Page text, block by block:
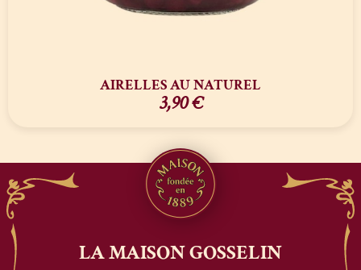
AIRELLES AU NATUREL
3,90€
LA MAISONGOSSELIN